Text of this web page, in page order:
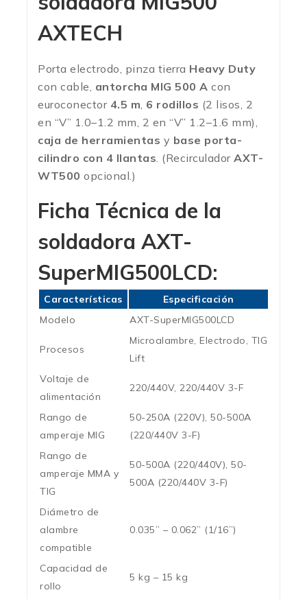
AXTECH
Porta electrodo, pinza tierra Heavy Duty
con cable, antorcha MIG 500 A con
euroconector 4.5 m, 6 rodillos (2 lisos, 2
en “V” 1.0–1.2 mm, 2 en “V” 1.2–1.6 mm),
caja de herramientas y base porta-
cilindro con 4 llantas. (Recirculador AXT-
WT500 opcional.)
Ficha Técnica de la
soldadora AXT-
SuperMIG500LCD:
Características
Especificación
Modelo
AXT-SuperMIG500LCD
Procesos
Microalambre, Electrodo, TIG
Lift
Voltaje de
alimentación
220/440V, 220/440V 3-F
Rango de
amperaje MIG
50-250A (220V), 50-500A
(220/440V 3-F)
Rango de
amperaje MMA y
TIG
50-500A (220/440V), 50-
500A (220/440V 3-F)
Diámetro de
alambre
compatible
0.035” – 0.062” (1/16”)
Capacidad de
rollo
5 kg – 15 kg